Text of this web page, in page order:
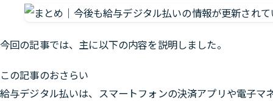
今回の記事では、主に以下の内容を説明しました。
この記事のおさらい
給与デジタル払いは、スマートフォンの決済アプリや電子マ